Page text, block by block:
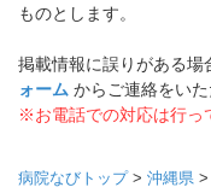
ものとします。
掲載情報に誤りがある場
ォーム からご連絡をい
※お電話での対応は行っ
病院なびトップ> 沖縄県 >